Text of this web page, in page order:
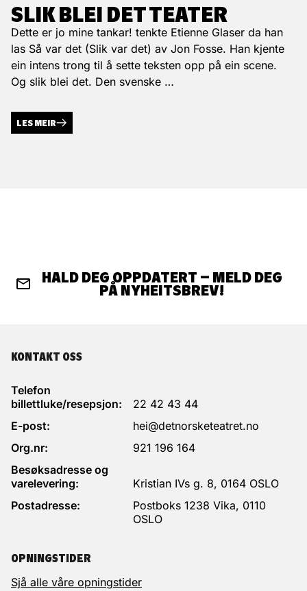
SLIK BLEI DET TEATER
Dette er jo mine tankar! tenkte Etienne Glaser da han
las Så var det (Slik var det) av Jon Fosse. Han kjente
ein intens trong til å sette teksten opp på ein scene.
Og slik blei det. Den svenske …
LES MEIR
HALD DEG OPPDATERT – MELD DEG
PÅ NYHEITSBREV!
KONTAKT OSS
Telefon
billettluke/resepsjon:
22 42 43 44
E-post:
hei@detnorsketeatret.no
Org.nr:
921 196 164
Besøksadresse og
varelevering:
Kristian IVs g. 8, 0164 OSLO
Postadresse:
Postboks 1238 Vika, 0110
OSLO
OPNINGSTIDER
Sjå alle våre opningstider